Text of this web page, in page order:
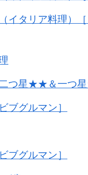
イタリア料理）
つ星★★＆一つ星
ブグルマン］
ブグルマン］